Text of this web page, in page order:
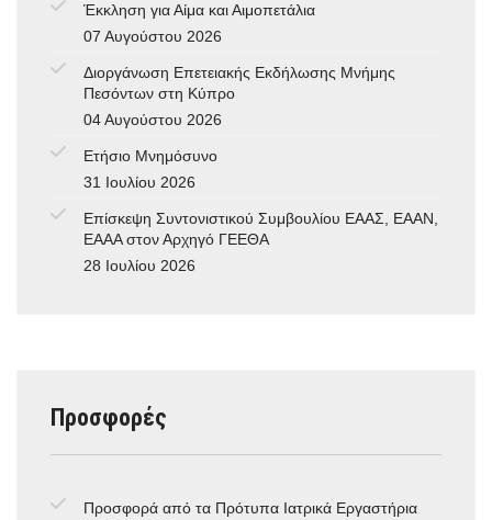
Έκκληση για Αίμα και Αιμοπετάλια
07 Αυγούστου 2026
Διοργάνωση Επετειακής Εκδήλωσης Μνήμης
Πεσόντων στη Κύπρο
04 Αυγούστου 2026
Ετήσιο Μνημόσυνο
31 Ιουλίου 2026
Επίσκεψη Συντονιστικού Συμβουλίου ΕΑΑΣ, ΕΑΑΝ,
ΕΑΑΑ στον Αρχηγό ΓΕΕΘΑ
28 Ιουλίου 2026
Προσφορές
Προσφορά από τα Πρότυπα Ιατρικά Εργαστήρια